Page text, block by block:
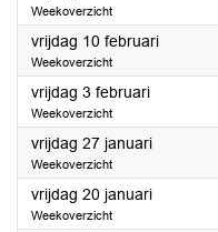
Weekoverzicht
vrijdag 10 februari2023
Weekoverzicht
vrijdag 3 februari2023
Weekoverzicht
vrijdag 27 januari2023
Weekoverzicht
vrijdag 20 januari2023
Weekoverzicht